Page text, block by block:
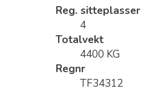
Reg. sitteplasser
4
Totalvekt
4400 KG
Regnr
TF34312